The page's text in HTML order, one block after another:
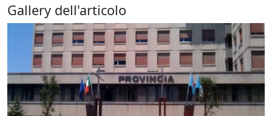
Gallery dell'articolo